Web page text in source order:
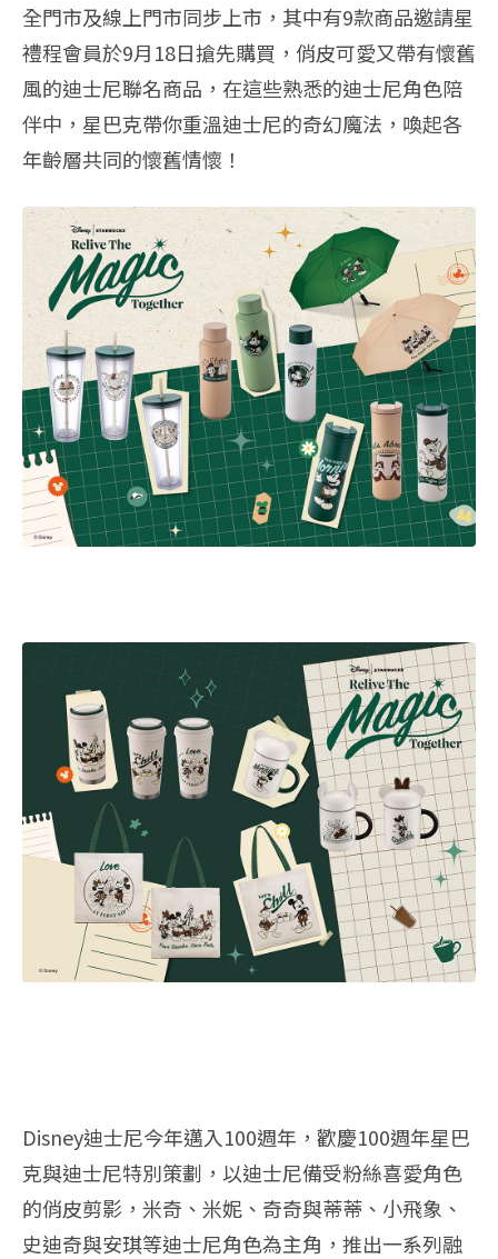
全門市及線上門市同步上市，其中有9款商品邀請星
禮程會員於9月18日搶先購買，俏皮可愛又帶有懷舊
風的迪士尼聯名商品， 在這些熟悉的迪士尼角色陪
伴中， 星巴克帶你重溫迪士尼的奇幻魔法，喚起各
年齡層共同的懷舊情懷！
Disney迪士尼今年邁入100週年，歡慶100週年星巴
克與迪士尼特別策劃，以迪士尼備受粉絲喜愛角色
的俏皮剪影，米奇、米妮、奇奇與蒂蒂、小飛象、
史迪奇與安琪等迪士尼角色為主角， 推出一系列融